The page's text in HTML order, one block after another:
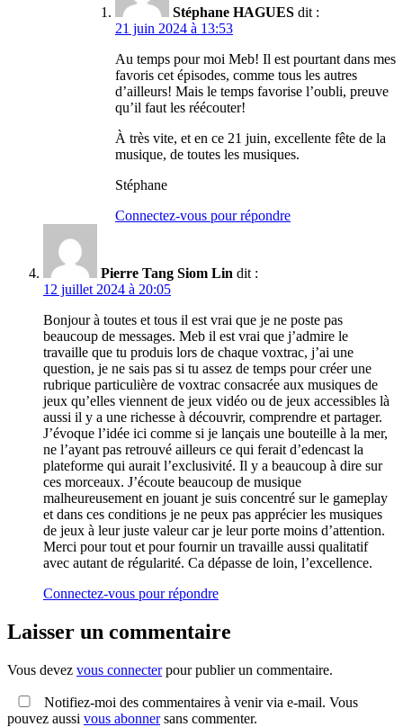
Stéphane HAGUES dit :
21 juin 2024 à 13:53
Au temps pour moi Meb! Il est pourtant dans mes
favoris cet épisodes, comme tous les autres
d’ailleurs! Mais le temps favorise l’oubli, preuve
qu’il faut les réécouter!
À très vite, et en ce 21 juin, excellente fête de la
musique, de toutes les musiques.
Stéphane
Connectez-vous pour répondre
Pierre Tang Siom Lin dit :
12 juillet 2024 à 20:05
Bonjour à toutes et tous il est vrai que je ne poste pas
beaucoup de messages. Meb il est vrai que j’admire le
travaille que tu produis lors de chaque voxtrac, j’ai une
question, je ne sais pas si tu assez de temps pour créer une
rubrique particulière de voxtrac consacrée aux musiques de
jeux qu’elles viennent de jeux vidéo ou de jeux accessibles là
aussi il y a une richesse à découvrir, comprendre et partager.
J’évoque l’idée ici comme si je lançais une bouteille à la mer,
ne l’ayant pas retrouvé ailleurs ce qui ferait d’edencast la
plateforme qui aurait l’exclusivité. Il y a beaucoup à dire sur
ces morceaux. J’écoute beaucoup de musique
malheureusement en jouant je suis concentré sur le gameplay
et dans ces conditions je ne peux pas apprécier les musiques
de jeux à leur juste valeur car je leur porte moins d’attention.
Merci pour tout et pour fournir un travaille aussi qualitatif
avec autant de régularité. Ca dépasse de loin, l’excellence.
Connectez-vous pour répondre
Laisser un commentaire
Vous devez vous connecterpour publier un commentaire.
Notifiez-moi des commentaires à venir via e-mail. Vous
pouvez aussi vous abonnersans commenter.